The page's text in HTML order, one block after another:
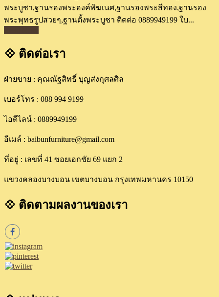
พระบูชา,ฐานรองพระองค์พิฆเนศ,ฐานรองพระสีทอง,ฐานรอง
พระพุทธรูปสวยๆ,ฐานตั้งพระบูชา ติดต่อ 0889949199 ใบ...
💠 ติดต่อเรา
ฝ่ายขาย : คุณณัฐสิทธิ์ บุญส่งกุศลศิล
เบอร์โทร : 088 994 9199
ไอดีไลน์ : 0889949199
อีเมล์ : baibunfurniture@gmail.com
ที่อยู่ : เลขที่ 41 ซอยเอกชัย 69 แยก 2
แขวงคลองบางบอน เขตบางบอน กรุงเทพมหานคร 10150
💠 ติดตามผลงานของเรา